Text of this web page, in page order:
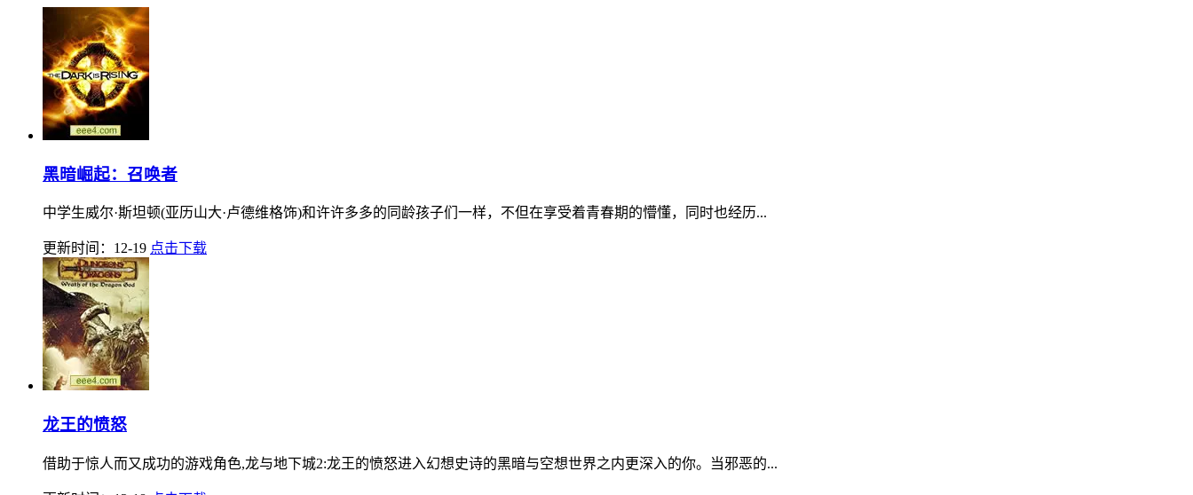
黑暗崛起：召唤者
中学生威尔·斯坦顿(亚历山大·卢德维格饰)和许许多多的同龄孩子们一样，不但在享受着青春期的懵懂，同时也经历...
更新时间：12-19 点击下载
龙王的愤怒
借助于惊人而又成功的游戏角色,龙与地下城2:龙王的愤怒进入幻想史诗的黑暗与空想世界之内更深入的你。当邪恶的...